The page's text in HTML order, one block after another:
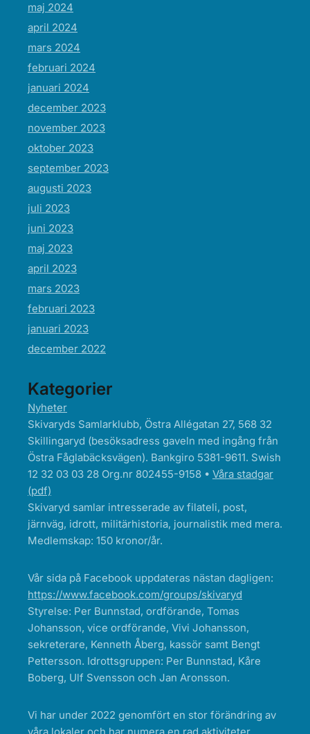
maj 2024
april 2024
mars 2024
februari 2024
januari 2024
december 2023
november 2023
oktober 2023
september 2023
augusti 2023
juli 2023
juni 2023
maj 2023
april 2023
mars 2023
februari 2023
januari 2023
december 2022
Kategorier
Nyheter
Skivaryds Samlarklubb, Östra Allégatan 27, 568 32
Skillingaryd (besöksadress gaveln med ingång från
Östra Fåglabäcksvägen). Bankgiro 5381-9611. Swish
12 32 03 03 28 Org.nr 802455-9158 • Våra stadgar
(pdf)
Skivaryd samlar intresserade av filateli, post,
järnväg, idrott, militärhistoria, journalistik med mera.
Medlemskap: 150 kronor/år.
Vår sida på Facebook uppdateras nästan dagligen:
https://www.facebook.com/groups/skivaryd
Styrelse: Per Bunnstad, ordförande, Tomas
Johansson, vice ordförande, Vivi Johansson,
sekreterare, Kenneth Åberg, kassör samt Bengt
Pettersson. Idrottsgruppen: Per Bunnstad, Kåre
Boberg, Ulf Svensson och Jan Aronsson.
Vi har under 2022 genomfört en stor förändring av